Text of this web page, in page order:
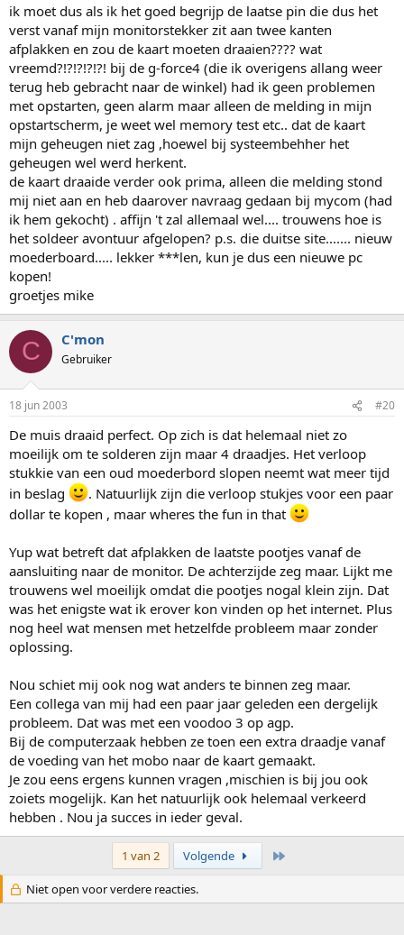
ik moet dus als ik het goed begrijp de laatse pin die dus het
verst vanaf mijn monitorstekker zit aan twee kanten
afplakken en zou de kaart moeten draaien???? wat
vreemd?!?!?!?!?! bij de g-force4 (die ik overigens allang weer
terug heb gebracht naar de winkel) had ik geen problemen
met opstarten, geen alarm maar alleen de melding in mijn
opstartscherm, je weet wel memory test etc.. dat de kaart
mijn geheugen niet zag ,hoewel bij systeembehher het
geheugen wel werd herkent.
de kaart draaide verder ook prima, alleen die melding stond
mij niet aan en heb daarover navraag gedaan bij mycom (had
ik hem gekocht) . affijn 't zal allemaal wel.... trouwens hoe is
het soldeer avontuur afgelopen? p.s. die duitse site....... nieuw
moederboard..... lekker ***len, kun je dus een nieuwe pc
kopen!
groetjes mike
C C'mon
Gebruiker
18 jun 2003 #20
De muis draaid perfect. Op zich is dat helemaal niet zo
moeilijk om te solderen zijn maar 4 draadjes. Het verloop
stukkie van een oud moederbord slopen neemt wat meer tijd
in beslag
. Natuurlijk zijn die verloop stukjes voor een paar
dollar te kopen , maar wheres the fun in that
Yup wat betreft dat afplakken de laatste pootjes vanaf de
aansluiting naar de monitor. De achterzijde zeg maar. Lijkt me
trouwens wel moeilijk omdat die pootjes nogal klein zijn. Dat
was het enigste wat ik erover kon vinden op het internet. Plus
nog heel wat mensen met hetzelfde probleem maar zonder
oplossing.
Nou schiet mij ook nog wat anders te binnen zeg maar.
Een collega van mij had een paar jaar geleden een dergelijk
probleem. Dat was met een voodoo 3 op agp.
Bij de computerzaak hebben ze toen een extra draadje vanaf
de voeding van het mobo naar de kaart gemaakt.
Je zou eens ergens kunnen vragen ,mischien is bij jou ook
zoiets mogelijk. Kan het natuurlijk ook helemaal verkeerd
hebben . Nou ja succes in ieder geval.
1 van 2 Volgende
Niet open voor verdere reacties.